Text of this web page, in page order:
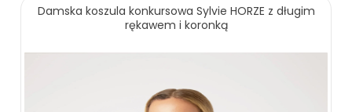
Damska koszula konkursowa Sylvie HORZE z długim
rękawem i koronką